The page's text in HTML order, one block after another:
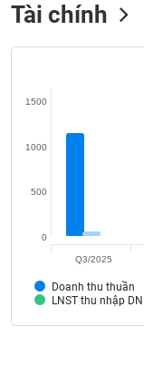
Tài chính
Doanh thu thuần
LNST thu nhập DN
0
500
1000
1500
Q3/2025
Tất cả Cổ phiếu
tức
của
tác